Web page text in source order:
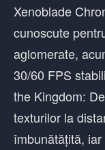
Xenoblade
cunoscute
aglomerate,
30/60 FPS
the Kingdom:
texturilor la
îmbunătățită,